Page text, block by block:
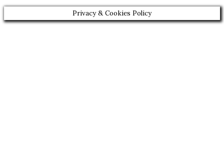
Privacy & Cookies Policy